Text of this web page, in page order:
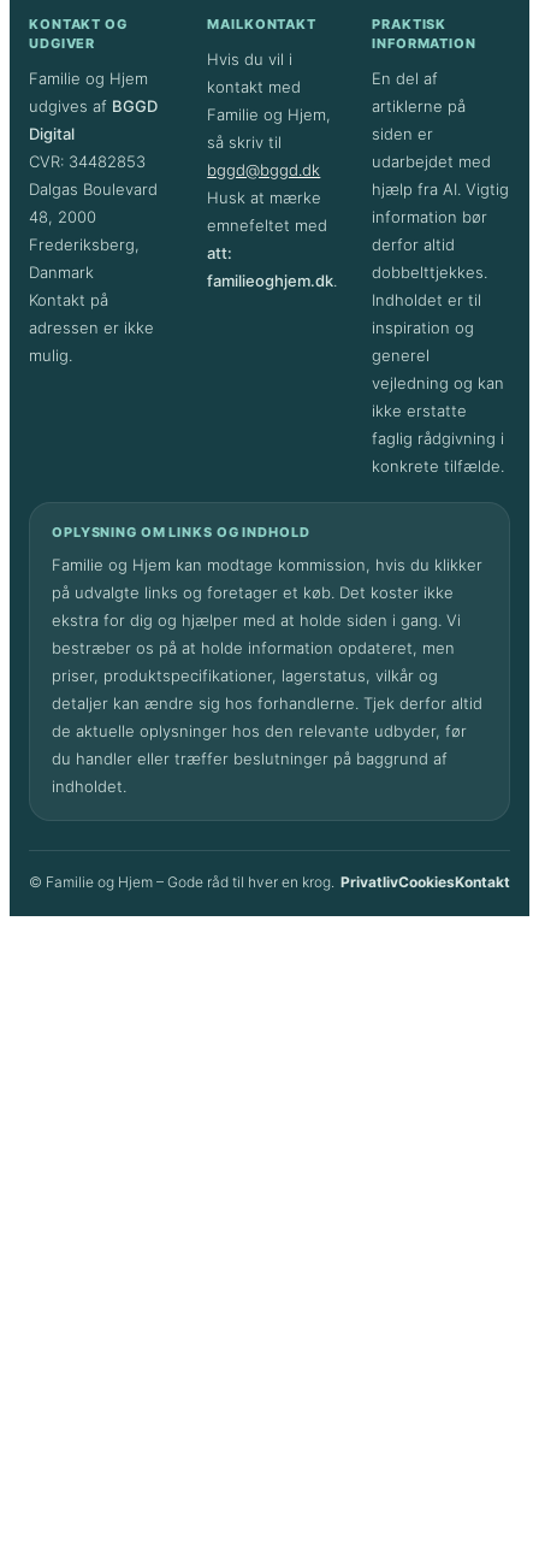
KONTAKT OG
UDGIVER
Familie og Hjem
udgives af BGGD
Digital
CVR: 34482853
Dalgas Boulevard
48, 2000
Frederiksberg,
Danmark
Kontakt på
adressen er ikke
mulig.
MAILKONTAKT
Hvis du vil i
kontakt med
Familie og Hjem,
så skriv til
bggd@bggd.dk
Husk at mærke
emnefeltet med
att:
familieoghjem.dk
PRAKTISK
INFORMATION
En del af
artiklerne på
siden er
udarbejdet med
hjælp fra AI. Vigtig
information bør
derfor altid
dobbelttjekkes.
Indholdet er til
inspiration og
generel
vejledning og kan
ikke erstatte
faglig rådgivning i
konkrete tilfælde.
OPLYSNING OM LINKS OG INDHOLD
Familie og Hjem kan modtage kommission, hvis du klikker
på udvalgte links og foretager et køb. Det koster ikke
ekstra for dig og hjælper med at holde siden i gang. Vi
bestræber os på at holde information opdateret, men
priser, produktspecifikationer, lagerstatus, vilkår og
detaljer kan ændre sig hos forhandlerne. Tjek derfor altid
de aktuelle oplysninger hos den relevante udbyder, før
du handler eller træffer beslutninger på baggrund af
indholdet.
© Familie og Hjem – Gode råd til hver en krog. PrivatlivCookiesKontakt